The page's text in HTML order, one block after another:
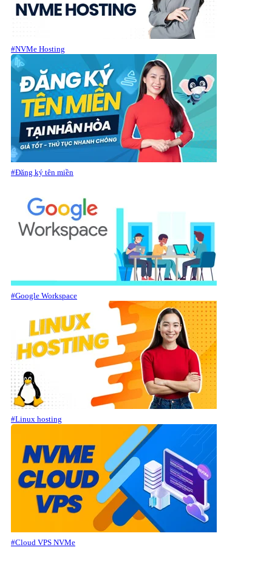
#NVMe Hosting
#Đăng ký tên miền
#Google Workspace
#Linux hosting
#Cloud VPS NVMe